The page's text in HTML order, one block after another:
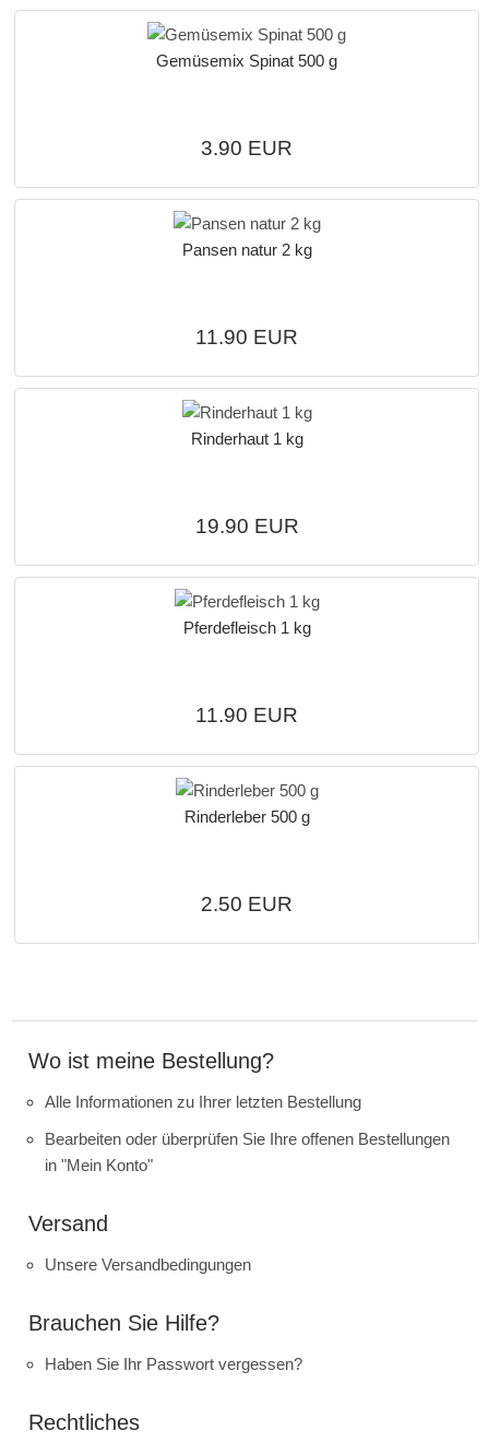
Gemüsemix Spinat 500 g
3.90 EUR
Pansen natur 2 kg
11.90 EUR
Rinderhaut 1 kg
19.90 EUR
Pferdefleisch 1 kg
11.90 EUR
Rinderleber 500 g
2.50 EUR
Wo ist meine Bestellung?
Alle Informationen zu Ihrer letzten Bestellung
Bearbeiten oder überprüfen Sie Ihre offenen Bestellungen
in "Mein Konto"
Versand
Unsere Versandbedingungen
Brauchen Sie Hilfe?
Haben Sie Ihr Passwort vergessen?
Rechtliches